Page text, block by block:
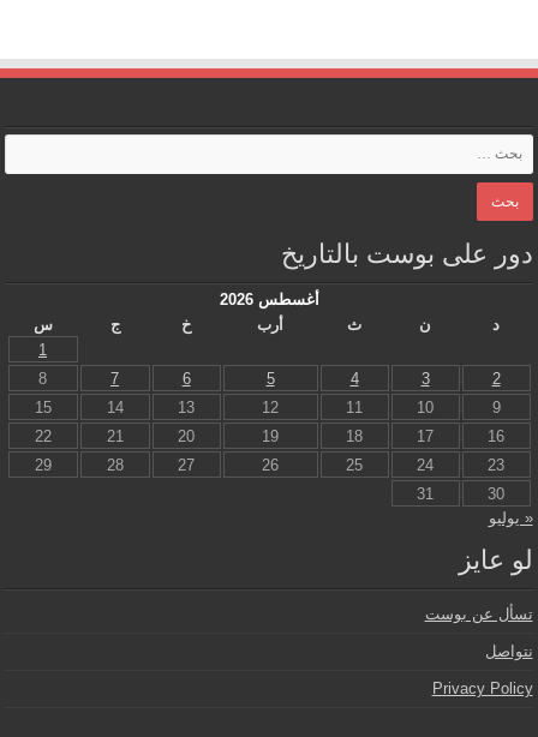
دور على بوست بالتاريخ
أغسطس 2026
د
ن ث أرب خ ج
س
1
2
3
4
5
6
7
8
9
10
11
12
13
14
15
16
17
18
19
20
21
22
23
24
25
26
27
28
29
30
31
« يوليو
لو عايز
تسأل عن بوست
نتواصل
Privacy Policy